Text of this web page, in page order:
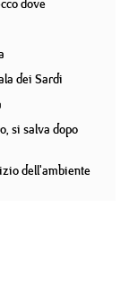
dove
dei Sardi
si salva dopo
dell'ambiente